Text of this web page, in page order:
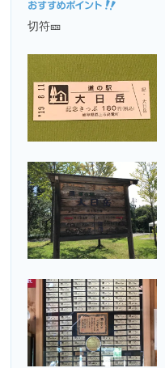
切符🎫